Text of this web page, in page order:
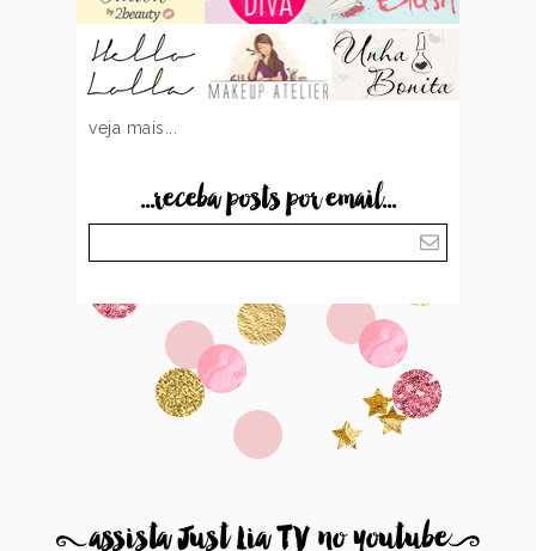
veja mais...
...receba posts por email...
8assista Just Lia TV no youtube9